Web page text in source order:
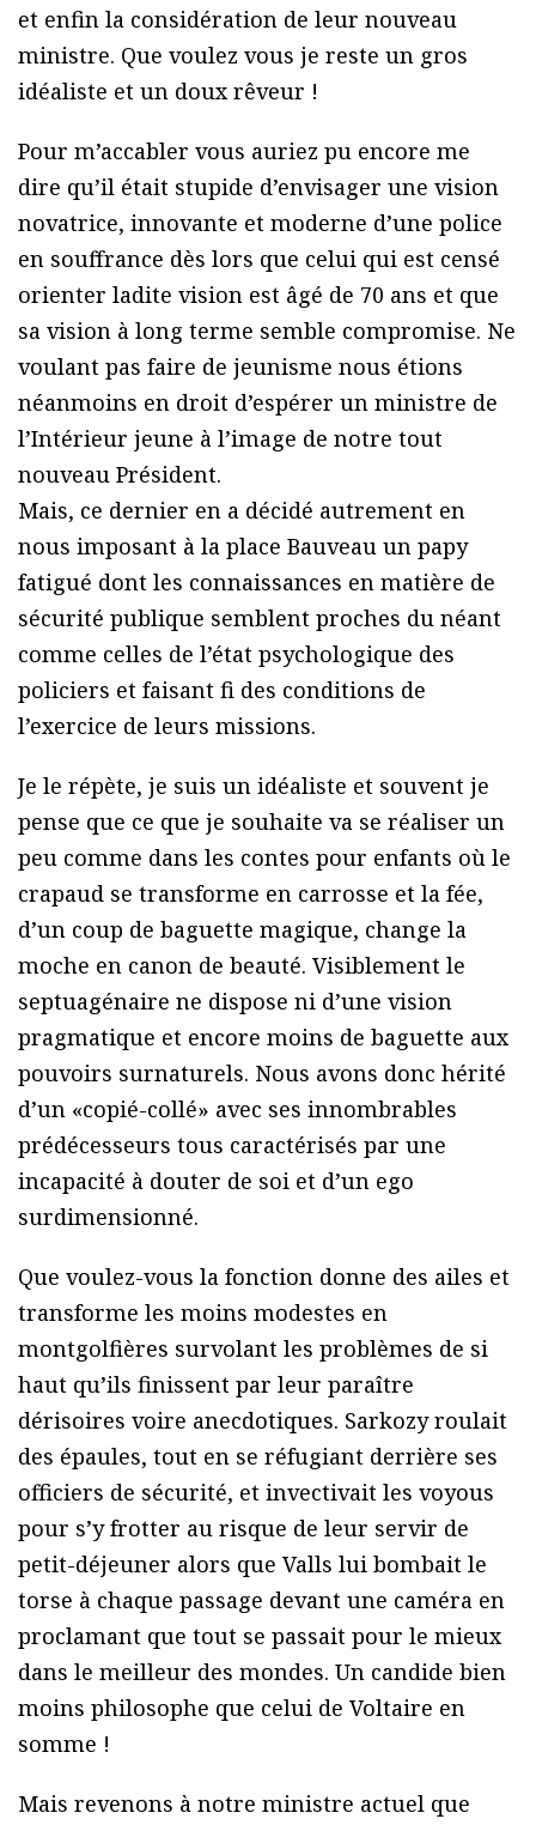
et enfin la considération de leur nouveau
ministre. Que voulez vous je reste un gros
idéaliste et un doux rêveur !
Pour m’accabler vous auriez pu encore me
dire qu’il était stupide d’envisager une vision
novatrice, innovante et moderne d’une police
en souffrance dès lors que celui qui est censé
orienter ladite vision est âgé de 70 ans et que
sa vision à long terme semble compromise. Ne
voulant pas faire de jeunisme nous étions
néanmoins en droit d’espérer un ministre de
l’Intérieur jeune à l’image de notre tout
nouveau Président.
Mais, ce dernier en a décidé autrement en
nous imposant à la place Bauveau un papy
fatigué dont les connaissances en matière de
sécurité publique semblent proches du néant
comme celles de l’état psychologique des
policiers et faisant fi des conditions de
l’exercice de leurs missions.
Je le répète, je suis un idéaliste et souvent je
pense que ce que je souhaite va se réaliser un
peu comme dans les contes pour enfants où le
crapaud se transforme en carrosse et la fée,
d’un coup de baguette magique, change la
moche en canon de beauté. Visiblement le
septuagénaire ne dispose ni d’une vision
pragmatique et encore moins de baguette aux
pouvoirs surnaturels. Nous avons donc hérité
d’un «copié-collé» avec ses innombrables
prédécesseurs tous caractérisés par une
incapacité à douter de soi et d’un ego
surdimensionné.
Que voulez-vous la fonction donne des ailes et
transforme les moins modestes en
montgolfières survolant les problèmes de si
haut qu’ils finissent par leur paraître
dérisoires voire anecdotiques. Sarkozy roulait
des épaules, tout en se réfugiant derrière ses
officiers de sécurité, et invectivait les voyous
pour s’y frotter au risque de leur servir de
petit-déjeuner alors que Valls lui bombait le
torse à chaque passage devant une caméra en
proclamant que tout se passait pour le mieux
dans le meilleur des mondes. Un candide bien
moins philosophe que celui de Voltaire en
somme !
Mais revenons à notre ministre actuel que